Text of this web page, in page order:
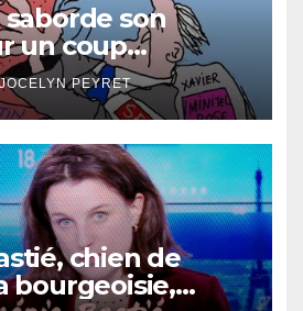
son
un coup
?
JOCELYN PEYRET
chien de
bourgeoisie,